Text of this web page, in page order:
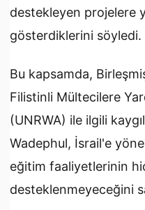
destekleyen projelere
gösterdiklerini söyledi.
Bu kapsamda,
Filistinli Mültecilere
(UNRWA) ile ilgili
Wadephul, İsrail'e
eğitim faaliyetlerinin
desteklenmeyeceğini